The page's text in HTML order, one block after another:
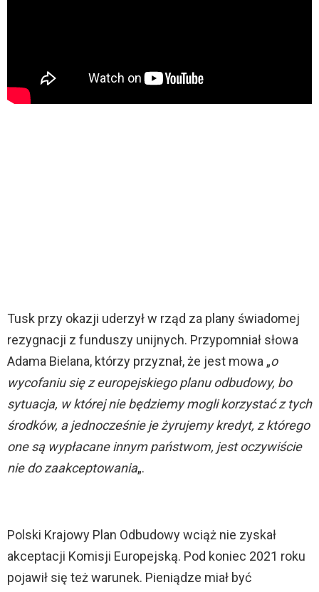
Tusk przy okazji uderzył w rząd za plany świadomej
rezygnacji z funduszy unijnych. Przypomniał słowa
Adama Bielana, którzy przyznał, że jest mowa „o
wycofaniu się z europejskiego planu odbudowy, bo
sytuacja, w której nie będziemy mogli korzystać z tych
środków, a jednocześnie je żyrujemy kredyt, z którego
one są wypłacane innym państwom, jest oczywiście
nie do zaakceptowania„.
Polski Krajowy Plan Odbudowy wciąż nie zyskał
akceptacji Komisji Europejską. Pod koniec 2021 roku
pojawił się też warunek. Pieniądze miał być